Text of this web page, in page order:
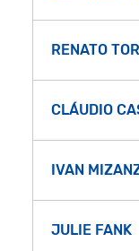
RENATO
CLÁUDIO
IVAN
JULIE FANK